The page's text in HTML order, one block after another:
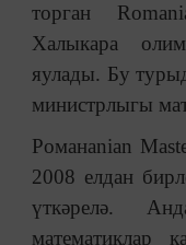
торган
Халыкара
яулады. Бу
министрлыгы
Романanian
2008 елдан
үткәрелә.